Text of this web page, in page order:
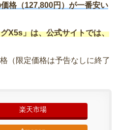
格（127,800円）が一番安い
X5s」は、公式サイトでは、
（限定価格は予告なしに終了
楽天市場